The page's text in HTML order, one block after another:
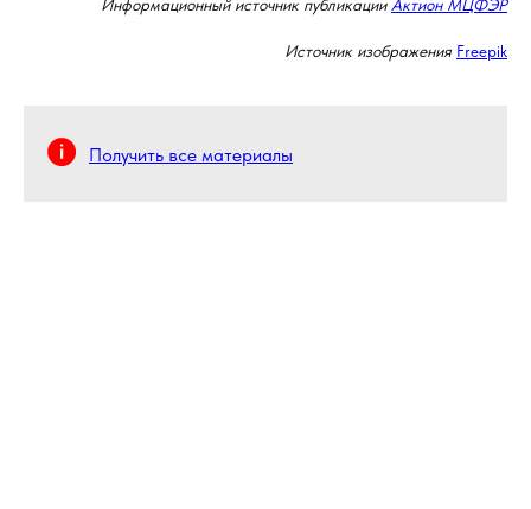
Информационный источник публикацииАктион МЦФЭР
Источник изображения Freepik
Получить все материалы